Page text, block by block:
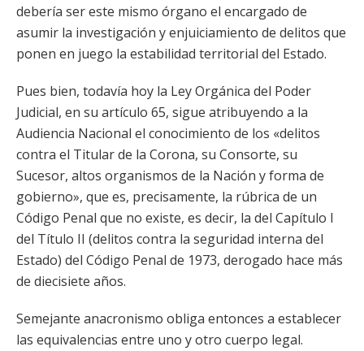
debería ser este mismo órgano el encargado de
asumir la investigación y enjuiciamiento de delitos que
ponen en juego la estabilidad territorial del Estado.
Pues bien, todavía hoy la Ley Orgánica del Poder
Judicial, en su artículo 65, sigue atribuyendo a la
Audiencia Nacional el conocimiento de los «delitos
contra el Titular de la Corona, su Consorte, su
Sucesor, altos organismos de la Nación y forma de
gobierno», que es, precisamente, la rúbrica de un
Código Penal que no existe, es decir, la del Capítulo I
del Título II (delitos contra la seguridad interna del
Estado) del Código Penal de 1973, derogado hace más
de diecisiete años.
Semejante anacronismo obliga entonces a establecer
las equivalencias entre uno y otro cuerpo legal.